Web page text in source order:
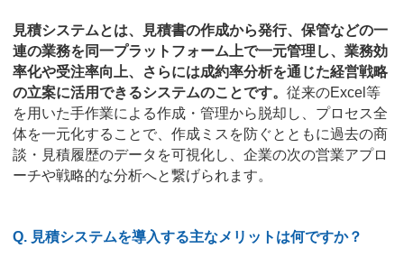
見積システムとは、見積書の作成から発行、保管などの一
連の業務を同一プラットフォーム上で一元管理し、業務効
率化や受注率向上、さらには成約率分析を通じた経営戦略
の立案に活用できるシステムのことです。 従来のExcel等
を用いた手作業による作成・管理から脱却し、プロセス全
体を一元化することで、作成ミスを防ぐとともに過去の商
談・見積履歴のデータを可視化し、企業の次の営業アプロ
ーチや戦略的な分析へと繋げられます。
Q. 見積システムを導入する主なメリットは何ですか？